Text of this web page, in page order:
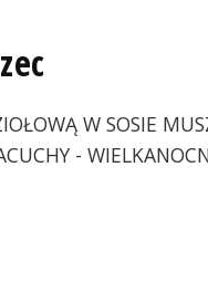
W SOSIE
-